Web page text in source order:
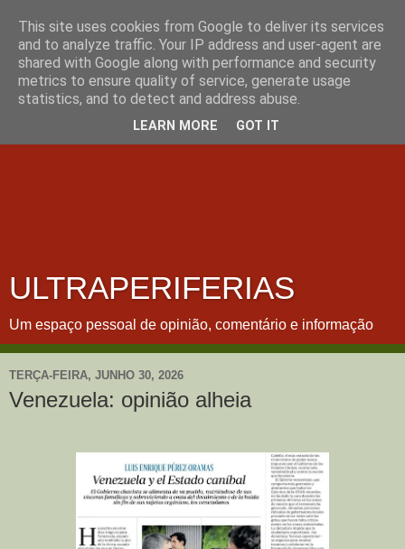
ULTRAPERIFERIAS
Um espaço pessoal de opinião, comentário e informação
TERÇA-FEIRA, JUNHO 30, 2026
Venezuela: opinião alheia
This site uses cookies from Google to deliver its services
and to analyze traffic. Your IP address and user-agent are
shared with Google along with performance and security
metrics to ensure quality of service, generate usage
statistics, and to detect and address abuse.
LEARN MORE GOT IT